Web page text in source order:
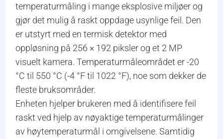
temperaturmåling i mange eksplosive miljøer og
gjør det mulig å raskt oppdage usynlige feil. Den
er utstyrt med en termisk detektor med
oppløsning på 256 × 192 piksler og et 2 MP
visuelt kamera. Temperaturmåleområdet er -20
°C til 550 °C (-4 °F til 1022 °F), noe som dekker de
fleste bruksområder.
Enheten hjelper brukeren med å identifisere feil
raskt ved hjelp av nøyaktige temperaturmålinger
av høytemperaturmål i omgivelsene. Samtidig